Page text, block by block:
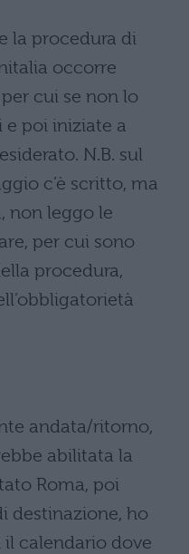
la procedura di
occorre
cui se non lo
e poi iniziate a
N.B. sul
c’è scritto, ma
non leggo le
per cui sono
procedura,
andata/ritorno,
abilitata la
Roma, poi
destinazione, ho
il calendario dove